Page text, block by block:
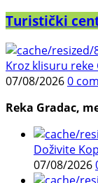
Turistički
Kroz klisuru reke
07/08/20260
Reka Gradac,
Doživite
07/08/2026